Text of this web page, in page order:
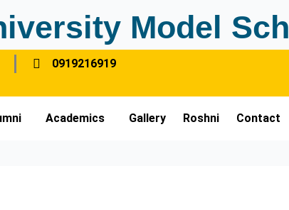
Model
0919216919
Academics Gallery Roshni Contact